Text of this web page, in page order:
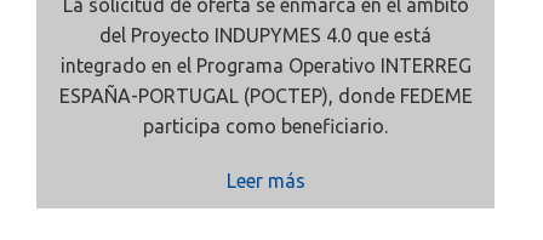
La solicitud de oferta se enmarca en el ámbito
del Proyecto INDUPYMES 4.0 que está
integrado en el Programa Operativo INTERREG
ESPAÑA-PORTUGAL (POCTEP), donde FEDEME
participa como beneficiario.
Leer más